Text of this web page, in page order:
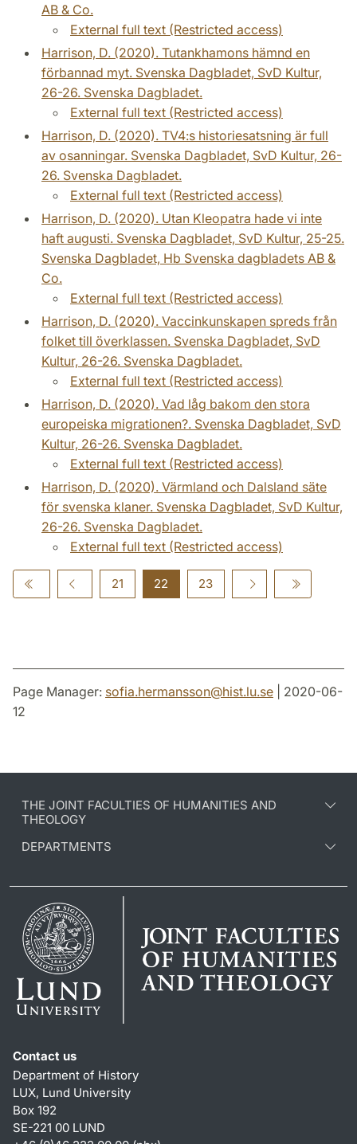
AB & Co.
External full text (Restricted access)
Harrison, D. (2020). Tutankhamons hämnd en
förbannad myt. Svenska Dagbladet, SvD Kultur,
26-26. Svenska Dagbladet.
External full text (Restricted access)
Harrison, D. (2020). TV4:s historiesatsning är full
av osanningar. Svenska Dagbladet, SvD Kultur, 26-
26. Svenska Dagbladet.
External full text (Restricted access)
Harrison, D. (2020). Utan Kleopatra hade vi inte
haft augusti. Svenska Dagbladet, SvD Kultur, 25-25.
Svenska Dagbladet, Hb Svenska dagbladets AB &
Co.
External full text (Restricted access)
Harrison, D. (2020). Vaccinkunskapen spreds från
folket till överklassen. Svenska Dagbladet, SvD
Kultur, 26-26. Svenska Dagbladet.
External full text (Restricted access)
Harrison, D. (2020). Vad låg bakom den stora
europeiska migrationen?. Svenska Dagbladet, SvD
Kultur, 26-26. Svenska Dagbladet.
External full text (Restricted access)
Harrison, D. (2020). Värmland och Dalsland säte
för svenska klaner. Svenska Dagbladet, SvD Kultur,
26-26. Svenska Dagbladet.
External full text (Restricted access)
21 22 23
Page Manager: sofia.hermansson@hist.lu.se | 2020-06-
12
THE JOINT FACULTIES OF HUMANITIES AND
THEOLOGY
DEPARTMENTS
Contact us
Department of History
LUX, Lund University
Box 192
SE-221 00 LUND